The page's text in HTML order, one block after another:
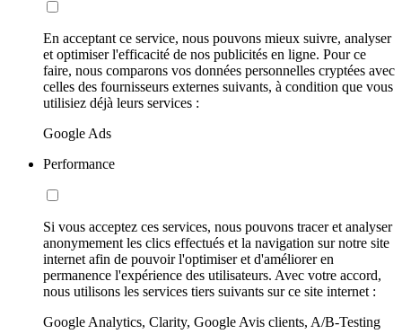
En acceptant ce service, nous pouvons mieux suivre, analyser
et optimiser l'efficacité de nos publicités en ligne. Pour ce
faire, nous comparons vos données personnelles cryptées avec
celles des fournisseurs externes suivants, à condition que vous
utilisiez déjà leurs services :
Google Ads
Performance
Si vous acceptez ces services, nous pouvons tracer et analyser
anonymement les clics effectués et la navigation sur notre site
internet afin de pouvoir l'optimiser et d'améliorer en
permanence l'expérience des utilisateurs. Avec votre accord,
nous utilisons les services tiers suivants sur ce site internet :
Google Analytics, Clarity, Google Avis clients, A/B-Testing